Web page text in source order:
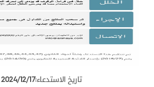
تاريخ الاستدعاء:2024/12/17